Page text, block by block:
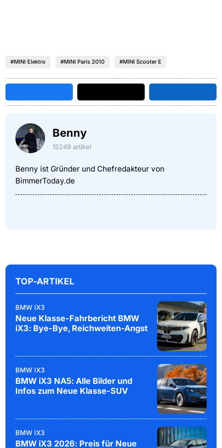
#MINI Elektro #MINI Paris 2010 #MINI Scooter E
Benny
15249 artikel
Benny ist Gründer und Chefredakteur von
BimmerToday.de
TOP-ARTIKEL
BMW IX3
Neue Klasse-Fahrbericht BMW
iX3: Bye-Bye, Reichweiten-Angst
BMW IX3
BMW iX3 NA5: Alle Bilder und
Infos zum Neue Klasse-SUV
BMW IX3
BMW iX3 2026: Preis für Neue